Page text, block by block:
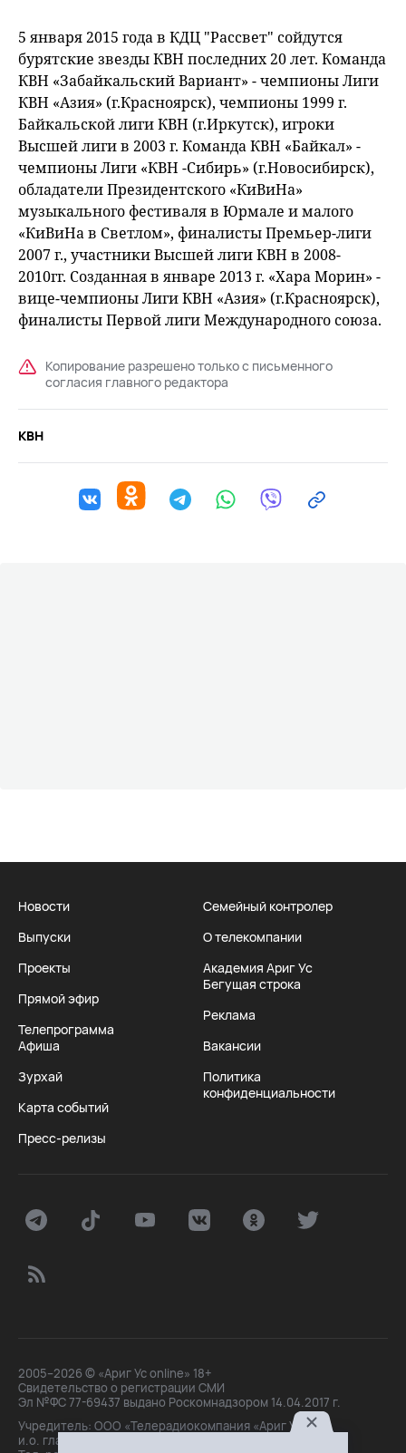
5 января 2015 года в КДЦ "Рассвет" сойдутся
бурятские звезды КВН последних 20 лет. Команда
КВН «Забайкальский Вариант» - чемпионы Лиги
КВН «Азия» (г.Красноярск), чемпионы 1999 г.
Байкальской лиги КВН (г.Иркутск), игроки
Высшей лиги в 2003 г. Команда КВН «Байкал» -
чемпионы Лиги «КВН -Сибирь» (г.Новосибирск),
обладатели Президентского «КиВиНа»
музыкального фестиваля в Юрмале и малого
«КиВиНа в Светлом», финалисты Премьер-лиги
2007 г., участники Высшей лиги КВН в 2008-
2010гг. Созданная в январе 2013 г. «Хара Морин» -
вице-чемпионы Лиги КВН «Азия» (г.Красноярск),
финалисты Первой лиги Международного союза.
Копирование разрешено только с письменного
согласия главного редактора
КВН
Новости
Выпуски
Проекты
Прямой эфир
Телепрограмма
Афиша
Зурхай
Карта событий
Пресс-релизы
Семейный контролер
О телекомпании
Академия Ариг Ус
Бегущая строка
Реклама
Вакансии
Политика
конфиденциальности
2005–2026 © «Ариг Ус online» 18+
Свидетельство о регистрации СМИ
Эл №ФС 77-69437 выдано Роскомнадзором 14.04.2017 г.
Учредитель: ООО «Телерадиокомпания «Ариг Ус»,
и.о. главного редактора: Маханова О.Б.